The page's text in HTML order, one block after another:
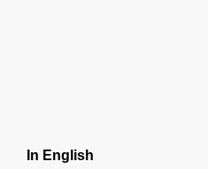
In English